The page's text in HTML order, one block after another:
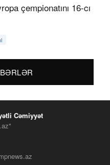
çempionatını 16-cı
Cəmiyyət